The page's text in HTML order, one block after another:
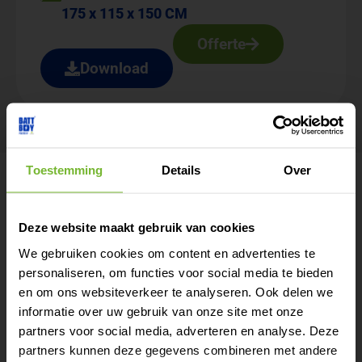
Toestemming Details Over
Deze website maakt gebruik van cookies
We gebruiken cookies om content en advertenties te
personaliseren, om functies voor social media te bieden
en om ons websiteverkeer te analyseren. Ook delen we
informatie over uw gebruik van onze site met onze
partners voor social media, adverteren en analyse. Deze
partners kunnen deze gegevens combineren met andere
175 x 115 x 150 CM
Download
Offerte
Productgegevens
Mobiel batterijsysteem
Systeem geplaatst in degelijke
Tijdelijk extra
vermogen nodig?
Huur of lease eenvoudig
een batterij voor elk
project.
Lees meer